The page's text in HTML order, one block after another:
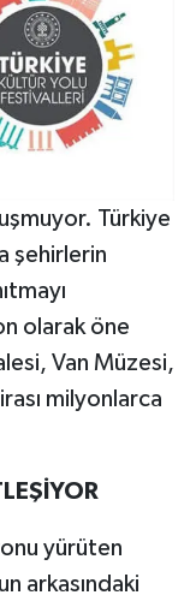
Türkiye
şehirlerin
olarak öne
Van Müzesi,
milyonlarca
yürüten
arkasındaki